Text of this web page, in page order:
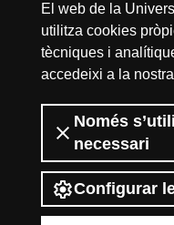
El web de la
utilitza cookies
tècniques i
accedeixi a la nostra
Només
necessari
Configurar
Sobre el web
privacitat
construcció d’una
realitat social, mitjançant la
comunitat universitària com a